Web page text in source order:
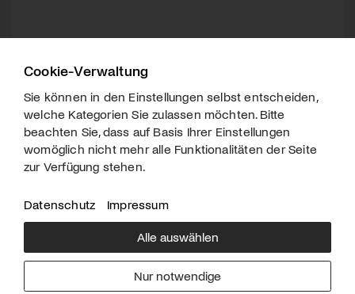
Über uns
Downloads
Werben
Impressum
Cookie-Verwaltung
Sie können in den Einstellungen selbst entscheiden,
welche Kategorien Sie zulassen möchten. Bitte
beachten Sie, dass auf Basis Ihrer Einstellungen
womöglich nicht mehr alle Funktionalitäten der Seite
zur Verfügung stehen.
Datenschutz Impressum
Alle auswählen
Nur notwendige